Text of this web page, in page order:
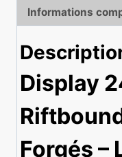
League
Of
Legends
Set
Informations
Display
Forgés –